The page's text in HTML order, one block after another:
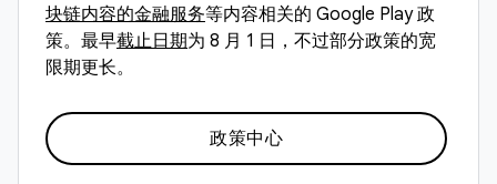
块链内容的金融服务等内容相关的 Google Play 政
策。最早截止日期为 8 月 1 日，不过部分政策的宽
限期更长。
政策中心